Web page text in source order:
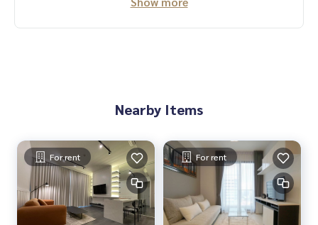
Nearby Items
For rent For rent